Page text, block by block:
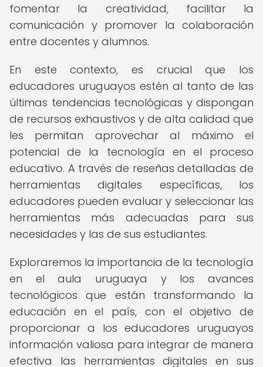
fomentar la creatividad, facilitar la
comunicación y promover la colaboración
entre docentes y alumnos.
En este contexto, es crucial que los
educadores uruguayos estén al tanto de las
últimas tendencias tecnológicas y dispongan
de recursos exhaustivos y de alta calidad que
les permitan aprovechar al máximo el
potencial de la tecnología en el proceso
educativo. A través de reseñas detalladas de
herramientas digitales específicas, los
educadores pueden evaluar y seleccionar las
herramientas más adecuadas para sus
necesidades y las de sus estudiantes.
Exploraremos la importancia de la tecnología
en el aula uruguaya y los avances
tecnológicos que están transformando la
educación en el país, con el objetivo de
proporcionar a los educadores uruguayos
información valiosa para integrar de manera
efectiva las herramientas digitales en sus